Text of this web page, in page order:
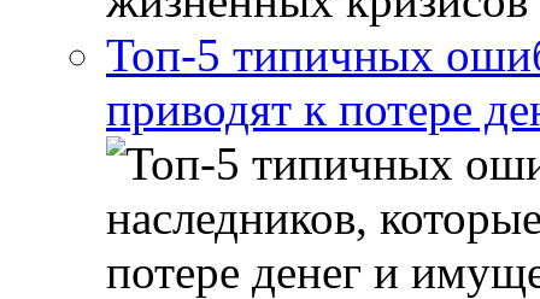
Топ-5 типичных
приводят к потере